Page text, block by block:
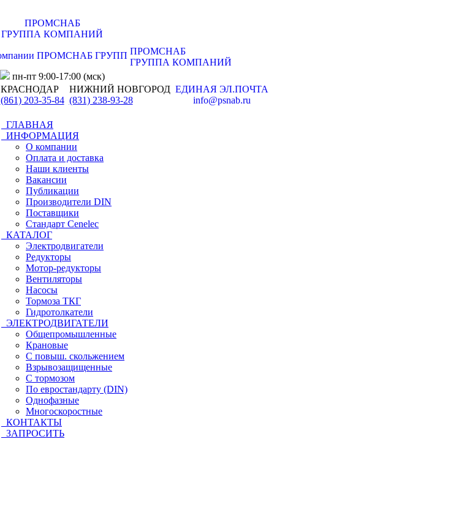
ПРОМСНАБ
ГРУППА КОМПАНИЙ
ПРОМСНАБ
ГРУППА КОМПАНИЙ
пн-пт 9:00-17:00 (мск)
КРАСНОДАР
(861) 203-35-84
НИЖНИЙ НОВГОРОД
(831) 238-93-28
ЕДИНАЯ ЭЛ.ПОЧТА
info@psnab.ru
ГЛАВНАЯ
ИНФОРМАЦИЯ
О компании
Оплата и доставка
Наши клиенты
Вакансии
Публикации
Производители DIN
Поставщики
Стандарт Cenelec
КАТАЛОГ
Электродвигатели
Редукторы
Мотор-редукторы
Вентиляторы
Насосы
Тормоза ТКГ
Гидротолкатели
ЭЛЕКТРОДВИГАТЕЛИ
Общепромышленные
Крановые
С повыш. скольжением
Взрывозащищенные
С тормозом
По евростандарту (DIN)
Однофазные
Многоскоростные
КОНТАКТЫ
ЗАПРОСИТЬ